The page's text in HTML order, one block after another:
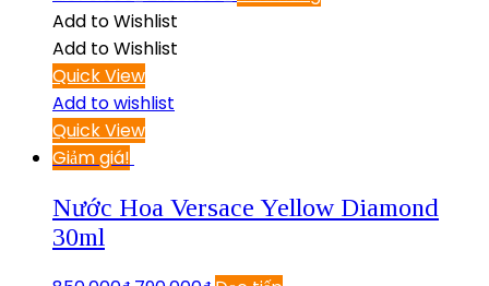
Add to Wishlist
Add to Wishlist
Quick View
Add to wishlist
Quick View
Giảm giá!
Nước Hoa Versace Yellow Diamond
30ml